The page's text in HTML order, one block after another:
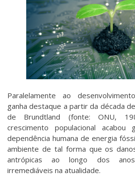
Paralelamente ao
ganha destaque a partir da década
de Brundtland (fonte: ONU,
crescimento populacional acabou
dependência humana de energia
ambiente de tal forma que os
antrópicas ao longo dos
irremediáveis na atualidade.